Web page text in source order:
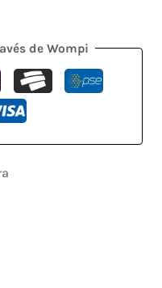
de Wompi